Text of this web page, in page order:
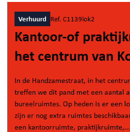
Verhuurd Ref. C1139lok2
Kantoor-of
het centrum van
In de Handzamestraat, in het
treffen we dit pand met een aantal
bureelruimtes. Op heden is er een
zijn er nog extra ruimtes
een kantoorruimte,